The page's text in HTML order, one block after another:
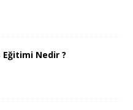
Nedir ?